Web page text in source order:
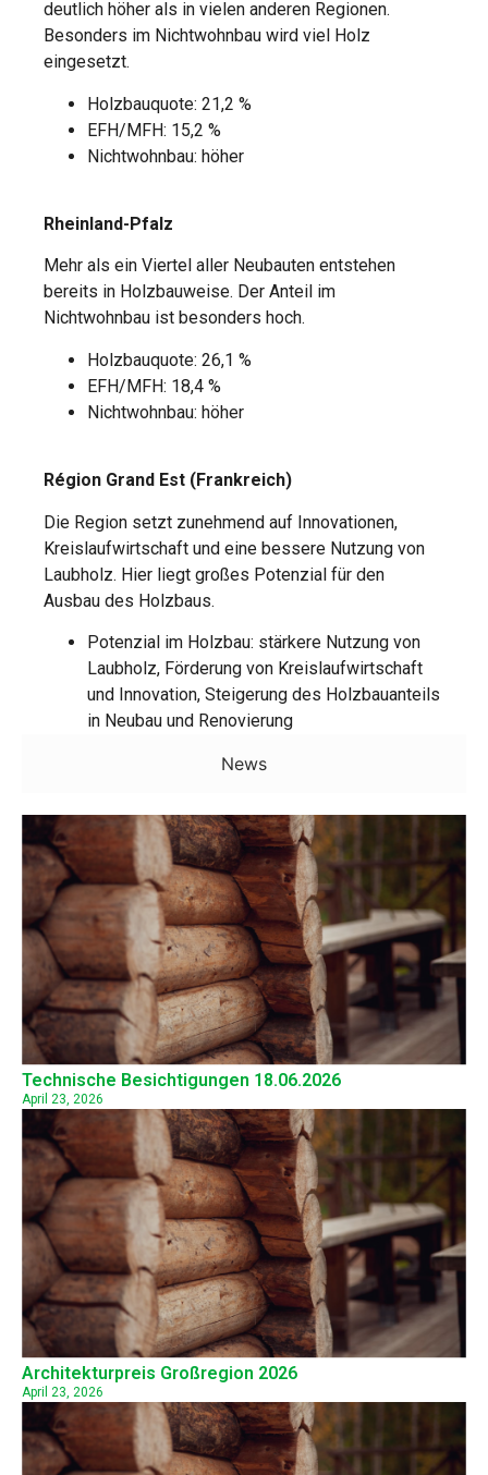
deutlich höher als in vielen anderen Regionen.
Besonders im Nichtwohnbau wird viel Holz
eingesetzt.
Holzbauquote: 21,2 %
EFH/MFH: 15,2 %
Nichtwohnbau: höher
Rheinland-Pfalz
Mehr als ein Viertel aller Neubauten entstehen
bereits in Holzbauweise. Der Anteil im
Nichtwohnbau ist besonders hoch.
Holzbauquote: 26,1 %
EFH/MFH: 18,4 %
Nichtwohnbau: höher
Région Grand Est (Frankreich)
Die Region setzt zunehmend auf Innovationen,
Kreislaufwirtschaft und eine bessere Nutzung von
Laubholz. Hier liegt großes Potenzial für den
Ausbau des Holzbaus.
Potenzial im Holzbau: stärkere Nutzung von
Laubholz, Förderung von Kreislaufwirtschaft
und Innovation, Steigerung des Holzbauanteils
in Neubau und Renovierung
News
Technische Besichtigungen 18.06.2026
April 23, 2026
Architekturpreis Großregion 2026
April 23, 2026